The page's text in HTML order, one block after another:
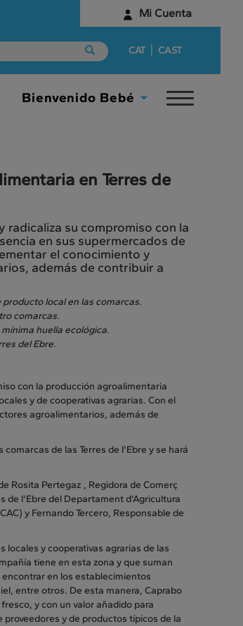
Mi Cuenta
Identifícate
Empieza aquí
CAT | CAST
Bienvenido Bebé
Toggle
en Terres de
su compromiso con la
en sus supermercados de
el conocimiento y
además de contribuir a
local en las comarcas.
comarcas.
huella ecológica.
del Ebre.
con la producción agroalimentaria
y de cooperativas agrarias. Con el
agroalimentarios, además de
de las Terres de l'Ebre y se hará
Rosita Pertegaz , Regidora de Comerç
de l'Ebre del Departament d'Agricultura
y Fernando Tercero, Responsable de
y cooperativas agrarias de las
tiene en esta zona y que suman
en los establecimientos
entre otros. De esta manera, Caprabo
y con un valor añadido para
proveedores y de productos típicos de la